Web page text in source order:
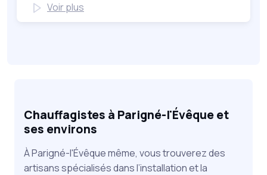
Voir plus
Chauffagistes à Parigné-l'Évêque et
ses environs
À Parigné-l'Évêque même, vous trouverez des
artisans spécialisés dans l’installation et la